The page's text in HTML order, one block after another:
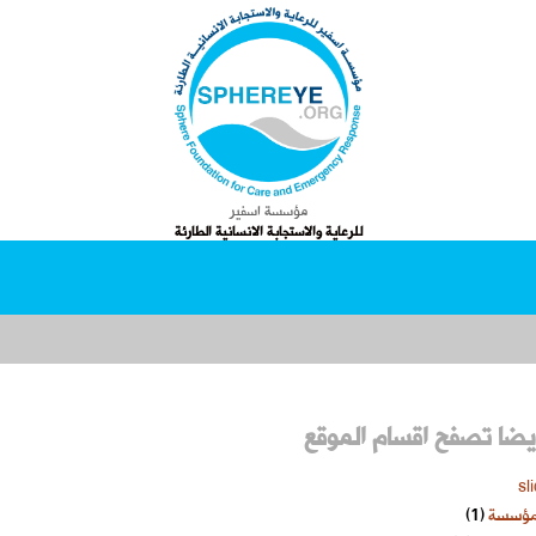
مؤسسة اسفير
للرعاية والاستجابة الانسانية الطارئة
تصفح اقسام الموقع
(1)